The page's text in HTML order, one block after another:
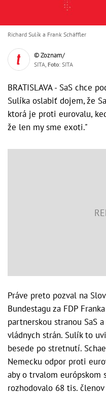
Richard Sulík a Frank Schäffler
© Zoznam/
SITA, Foto: SITA
BRATISLAVA - SaS chce
Sulíka oslabiť dojem, že
ktorá je proti eurovalu,
že len my sme exoti."
Práve preto pozval na
Bundestagu za FDP
partnerskou stranou SaS
vládnych strán. Sulík to
besede po stretnutí.
Nemecku odpor proti
aby o trvalom európskom
rozhodovalo 68 tis.